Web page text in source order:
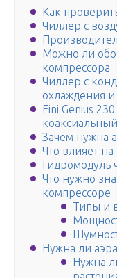
Как
Чиллер с
Можно ли
компрессора
Чиллер с
охлаждения и
Fini Genius
Зачем нужна
Что влияет
Гидромодуль
Что нужно
компрессоре
Типы и
Нужна ли
Нужна